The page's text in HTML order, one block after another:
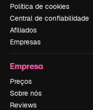
Política de cookies
Central de confiabilidade
Afiliados
Empresas
Empresa
Preços
Sobre nós
Reviews